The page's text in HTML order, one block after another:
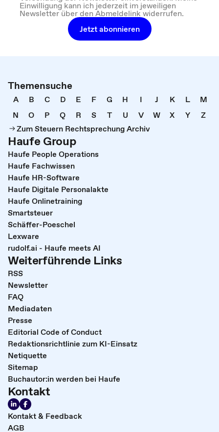
Einwilligung kann ich jederzeit im jeweiligen
Newsletter über den Abmeldelink widerrufen.
Jetzt abonnieren
Themensuche
A B C D E F G H I J K L
M
N
O P Q R S T U V W X Y
Z
Zum Steuern Rechtsprechung Archiv
Haufe Group
Haufe People Operations
Haufe Fachwissen
Haufe HR-Software
Haufe Digitale Personalakte
Haufe Onlinetraining
Smartsteuer
Schäffer-Poeschel
Lexware
rudolf.ai - Haufe meets AI
Weiterführende Links
RSS
Newsletter
FAQ
Mediadaten
Presse
Editorial Code of Conduct
Redaktionsrichtlinie zum KI-Einsatz
Netiquette
Sitemap
Buchautor:in werden bei Haufe
Kontakt
Kontakt & Feedback
AGB